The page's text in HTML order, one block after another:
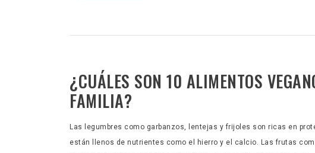
¿CUÁLES SON 10 ALIMENTOS
FAMILIA?
Las legumbres como garbanzos, lentejas y frijoles son ricas en
están llenos de nutrientes como el hierro y el calcio. Las frutas